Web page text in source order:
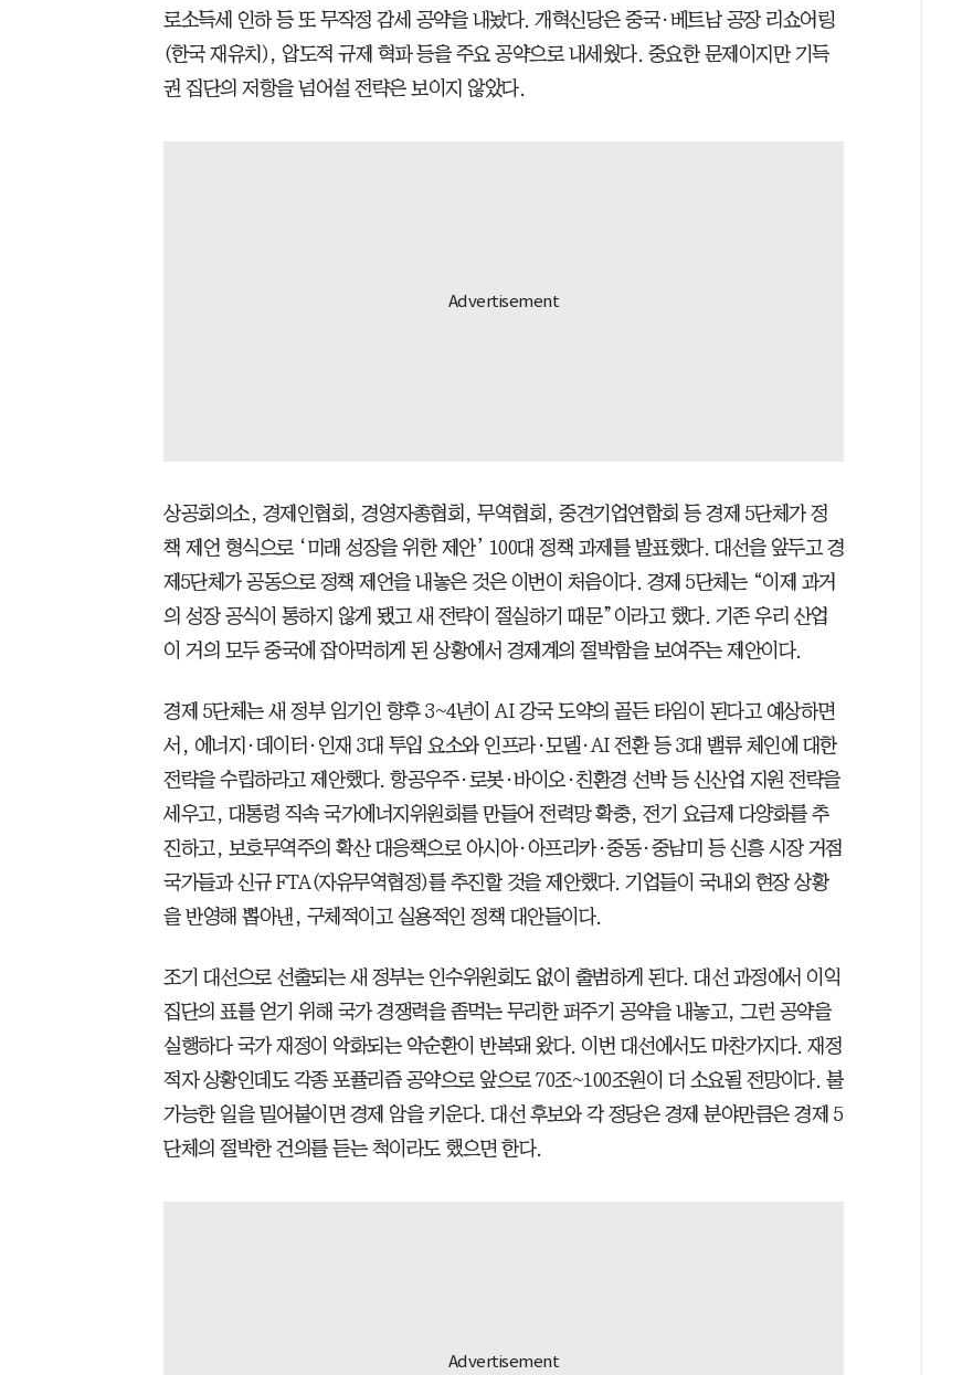
로소득세 인하 등 또 무작정 감세 공약을 내놨다. 개혁신당은 중국·베트남 공장 리쇼어링
(한국 재유치), 압도적 규제 혁파 등을 주요 공약으로 내세웠다. 중요한 문제이지만 기득
권 집단의 저항을 넘어설 전략은 보이지 않았다.
상공회의소, 경제인협회, 경영자총협회, 무역협회, 중견기업연합회 등 경제 5단체가 정
책 제언 형식으로 ‘미래 성장을 위한 제안’ 100대 정책 과제를 발표했다. 대선을 앞두고 경
제5단체가 공동으로 정책 제언을 내놓은 것은 이번이 처음이다. 경제 5단체는 “이제 과거
의 성장 공식이 통하지 않게 됐고 새 전략이 절실하기 때문”이라고 했다. 기존 우리 산업
이 거의 모두 중국에 잡아먹히게 된 상황에서 경제계의 절박함을 보여주는 제안이다.
경제 5단체는 새 정부 임기인 향후 3~4년이 AI 강국 도약의 골든 타임이 된다고 예상하면
서, 에너지·데이터·인재 3대 투입 요소와 인프라·모델·AI 전환 등 3대 밸류 체인에 대한
전략을 수립하라고 제안했다. 항공우주·로봇·바이오·친환경 선박 등 신산업 지원 전략을
세우고, 대통령 직속 국가에너지위원회를 만들어 전력망 확충, 전기 요금제 다양화를 추
진하고, 보호무역주의 확산 대응책으로 아시아·아프리카·중동·중남미 등 신흥 시장 거점
국가들과 신규 FTA(자유무역협정)를 추진할 것을 제안했다. 기업들이 국내외 현장 상황
을 반영해 뽑아낸, 구체적이고 실용적인 정책 대안들이다.
조기 대선으로 선출되는 새 정부는 인수위원회도 없이 출범하게 된다. 대선 과정에서 이익
집단의 표를 얻기 위해 국가 경쟁력을 좀먹는 무리한 퍼주기 공약을 내놓고, 그런 공약을
실행하다 국가 재정이 악화되는 악순환이 반복돼 왔다. 이번 대선에서도 마찬가지다. 재정
적자 상황인데도 각종 포퓰리즘 공약으로 앞으로 70조~100조원이 더 소요될 전망이다. 불
가능한 일을 밀어붙이면 경제 암을 키운다. 대선 후보와 각 정당은 경제 분야만큼은 경제 5
단체의 절박한 건의를 듣는 척이라도 했으면 한다.